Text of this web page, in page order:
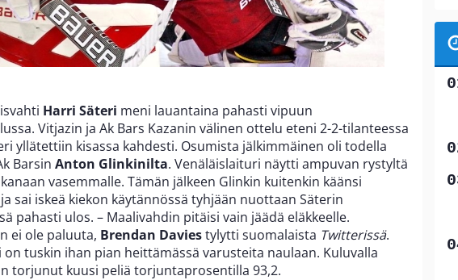
Harri Säteri meni lauantaina pahasti vipuun
Vitjazin ja Ak Bars Kazanin välinen ottelu eteni 2-2-tilanteessa
yllätettiin kisassa kahdesti. Osumista jälkimmäinen oli todella
Barsin Anton Glinkinilta. Venäläislaituri näytti ampuvan rystyltä
vasemmalle. Tämän jälkeen Glinkin kuitenkin käänsi
sai iskeä kiekon käytännössä tyhjään nuottaan Säterin
pahasti ulos. – Maalivahdin pitäisi vain jäädä eläkkeelle.
ei ole paluuta, Brendan Daviestylytti suomalaista Twitterissä.
on tuskin ihan pian heittämässä varusteita naulaan. Kuluvalla
torjunut kuusi peliä torjuntaprosentilla 93,2.